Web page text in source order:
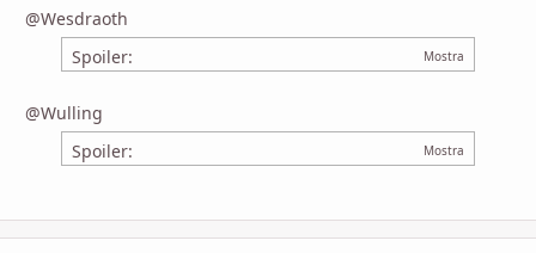
@Wesdraoth
Spoiler:
@Wulling
Spoiler: